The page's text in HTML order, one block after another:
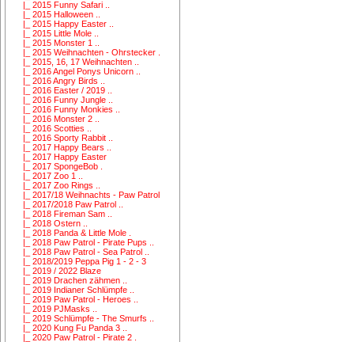
|_ 2015 Funny Safari ..
|_ 2015 Halloween ..
|_ 2015 Happy Easter ..
|_ 2015 Little Mole ..
|_ 2015 Monster 1 ..
|_ 2015 Weihnachten - Ohrstecker .
|_ 2015, 16, 17 Weihnachten ..
|_ 2016 Angel Ponys Unicorn ..
|_ 2016 Angry Birds ..
|_ 2016 Easter / 2019 ..
|_ 2016 Funny Jungle ..
|_ 2016 Funny Monkies ..
|_ 2016 Monster 2 ..
|_ 2016 Scotties ..
|_ 2016 Sporty Rabbit ..
|_ 2017 Happy Bears ..
|_ 2017 Happy Easter
|_ 2017 SpongeBob .
|_ 2017 Zoo 1 ..
|_ 2017 Zoo Rings ..
|_ 2017/18 Weihnachts - Paw Patrol
|_ 2017/2018 Paw Patrol ..
|_ 2018 Fireman Sam ..
|_ 2018 Ostern ..
|_ 2018 Panda & Little Mole .
|_ 2018 Paw Patrol - Pirate Pups ..
|_ 2018 Paw Patrol - Sea Patrol ..
|_ 2018/2019 Peppa Pig 1 - 2 - 3
|_ 2019 / 2022 Blaze
|_ 2019 Drachen zähmen ..
|_ 2019 Indianer Schlümpfe ..
|_ 2019 Paw Patrol - Heroes ..
|_ 2019 PJMasks ..
|_ 2019 Schlümpfe - The Smurfs ..
|_ 2020 Kung Fu Panda 3 ..
|_ 2020 Paw Patrol - Pirate 2 .